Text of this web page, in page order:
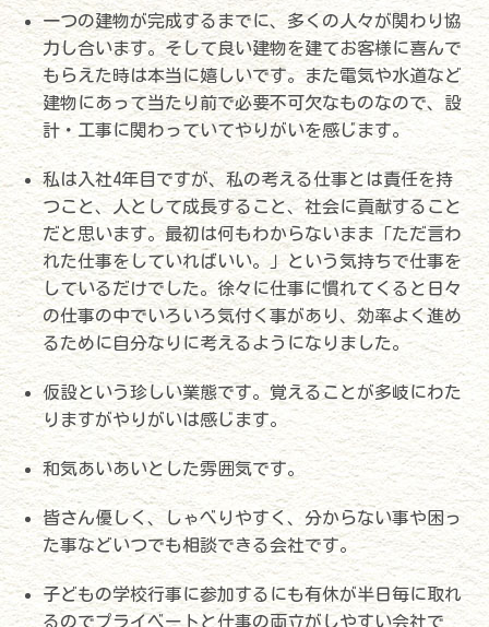
一つの建物が完成するまでに、多くの人々が関わり協
力し合います。そして良い建物を建てお客様に喜んで
もらえた時は本当に嬉しいです。また電気や水道など
建物にあって当たり前で必要不可欠なものなので、設
計・工事に関わっていてやりがいを感じます。
私は入社4年目ですが、私の考える仕事とは責任を持
つこと、人として成長すること、社会に貢献すること
だと思います。最初は何もわからないまま「ただ言わ
れた仕事をしていればいい。」という気持ちで仕事を
しているだけでした。徐々に仕事に慣れてくると日々
の仕事の中でいろいろ気付く事があり、効率よく進め
るために自分なりに考えるようになりました。
仮設という珍しい業態です。覚えることが多岐にわた
りますがやりがいは感じます。
和気あいあいとした雰囲気です。
皆さん優しく、しゃべりやすく、分からない事や困っ
た事などいつでも相談できる会社です。
子どもの学校行事に参加するにも有休が半日毎に取れ
るのでプライベートと仕事の両立がしやすい会社で